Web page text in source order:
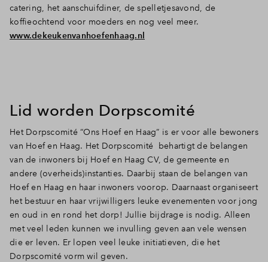
catering, het aanschuifdiner, de spelletjesavond, de
koffieochtend voor moeders en nog veel meer.
www.dekeukenvanhoefenhaag.nl
Lid worden Dorpscomité
Het Dorpscomité “Ons Hoef en Haag” is er voor alle bewoners
van Hoef en Haag. Het Dorpscomité behartigt de belangen
van de inwoners bij Hoef en Haag CV, de gemeente en
andere (overheids)instanties. Daarbij staan de belangen van
Hoef en Haag en haar inwoners voorop. Daarnaast organiseert
het bestuur en haar vrijwilligers leuke evenementen voor jong
en oud in en rond het dorp! Jullie bijdrage is nodig. Alleen
met veel leden kunnen we invulling geven aan vele wensen
die er leven. Er lopen veel leuke initiatieven, die het
Dorpscomité vorm wil geven.